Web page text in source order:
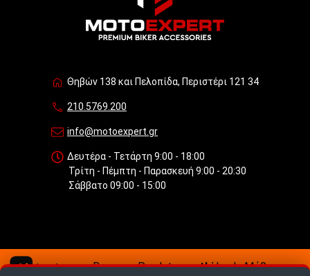
Θηβών 138 και Πελοπίδα, Περιστέρι 121 34
210.5769.200
info@motoexpert.gr
Δευτέρα - Τετάρτη 9:00 - 18:00
Τρίτη - Πέμπτη - Παρασκευή 9:00 - 20:30
Σάββατο 09:00 - 15:00
Buy now, Pay later μεtbibank.Μάθε πως.